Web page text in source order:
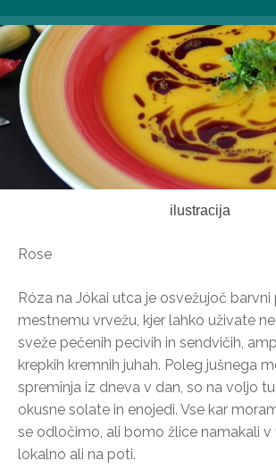
ilustracija
Rose
Róza na Jókai utca je osvežujoč barvni
mestnemu vrvežu, kjer lahko uživate
sveže pečenih pecivih in sendvičih,
krepkih kremnih juhah. Poleg jušnega
spreminja iz dneva v dan, so na voljo
okusne solate in enojedi. Vse kar
se odločimo, ali bomo žlice namakali v
lokalno ali na poti.